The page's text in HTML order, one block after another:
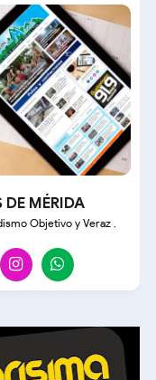
DE MÉRIDA
Objetivo y Veraz .